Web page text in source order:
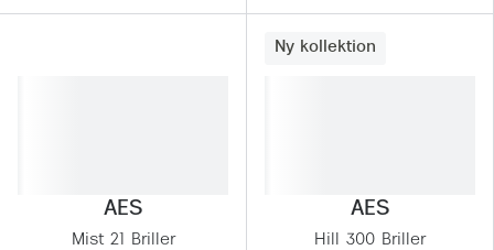
AES
Mist 21 Briller
Ny kollektion
AES
Hill 300 Briller